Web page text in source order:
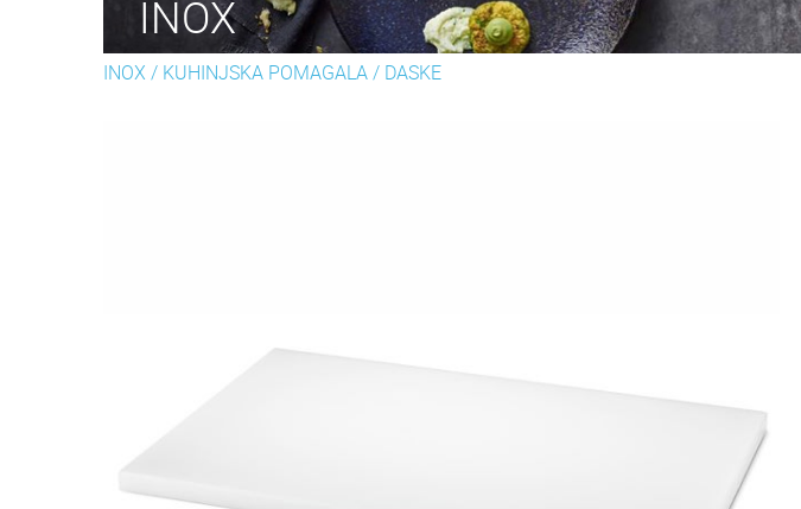
INOX
INOX / KUHINJSKA POMAGALA/ DASKE